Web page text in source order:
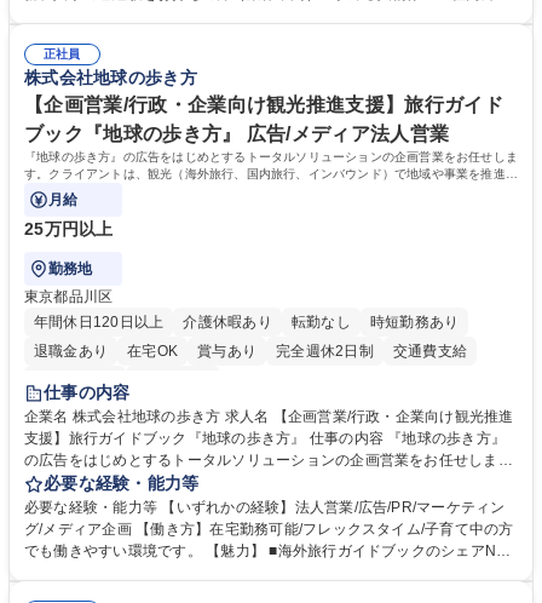
正社員
株式会社地球の歩き方
【企画営業/行政・企業向け観光推進支援】旅行ガイド
ブック『地球の歩き方』 広告/メディア法人営業
『地球の歩き方』の広告をはじめとするトータルソリューションの企画営業をお任せしま
す。クライアントは、観光（海外旅行、国内旅行、インバウンド）で地域や事業を推進し
たい国内外の行政や企業です。
月給
25万円以上
勤務地
東京都品川区
年間休日120日以上
介護休暇あり 転勤なし
時短勤務あり
退職金あり
在宅OK 賞与あり 完全週休2日制
交通費支給
駅近5分以内
仕事の内容
企業名 株式会社地球の歩き方 求人名 【企画営業/行政・企業向け観光推進
支援】旅行ガイドブック『地球の歩き方』 仕事の内容 『地球の歩き方』
の広告をはじめとするトータルソリューションの企画営業をお任せしま
す。クライアントは、観光（海外旅行、国内旅行、インバウンド）で地域
や事業を推進したい国内外の行政や企業です。 【業務詳細】■『地球の歩
き方』は海外旅行ガイドブックのNo.1ブランドであり、国内旅行において
も牽引しております。観光推進支援においても、業界を牽引する意欲的な
必要な経験・能力等
必要な経験・能力等 【いずれかの経験】法人営業/広告/PR/マーケティン
グ/メディア企画 【働き方】在宅勤務可能/フレックスタイム/子育て中の方
でも働きやすい環境です。 【魅力】 ■海外旅行ガイドブックのシェアNo.1